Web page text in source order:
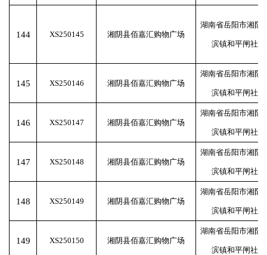
144 XS250145 湘阴县佰嘉汇购物广场
湖南省岳阳市湘阴
滨镇和平闸社区
145 XS250146 湘阴县佰嘉汇购物广场
湖南省岳阳市湘阴
滨镇和平闸社区
146 XS250147 湘阴县佰嘉汇购物广场
湖南省岳阳市湘阴
滨镇和平闸社区
147 XS250148 湘阴县佰嘉汇购物广场
湖南省岳阳市湘阴
滨镇和平闸社区
148 XS250149 湘阴县佰嘉汇购物广场
湖南省岳阳市湘阴
滨镇和平闸社区
149 XS250150 湘阴县佰嘉汇购物广场
湖南省岳阳市湘阴
滨镇和平闸社区